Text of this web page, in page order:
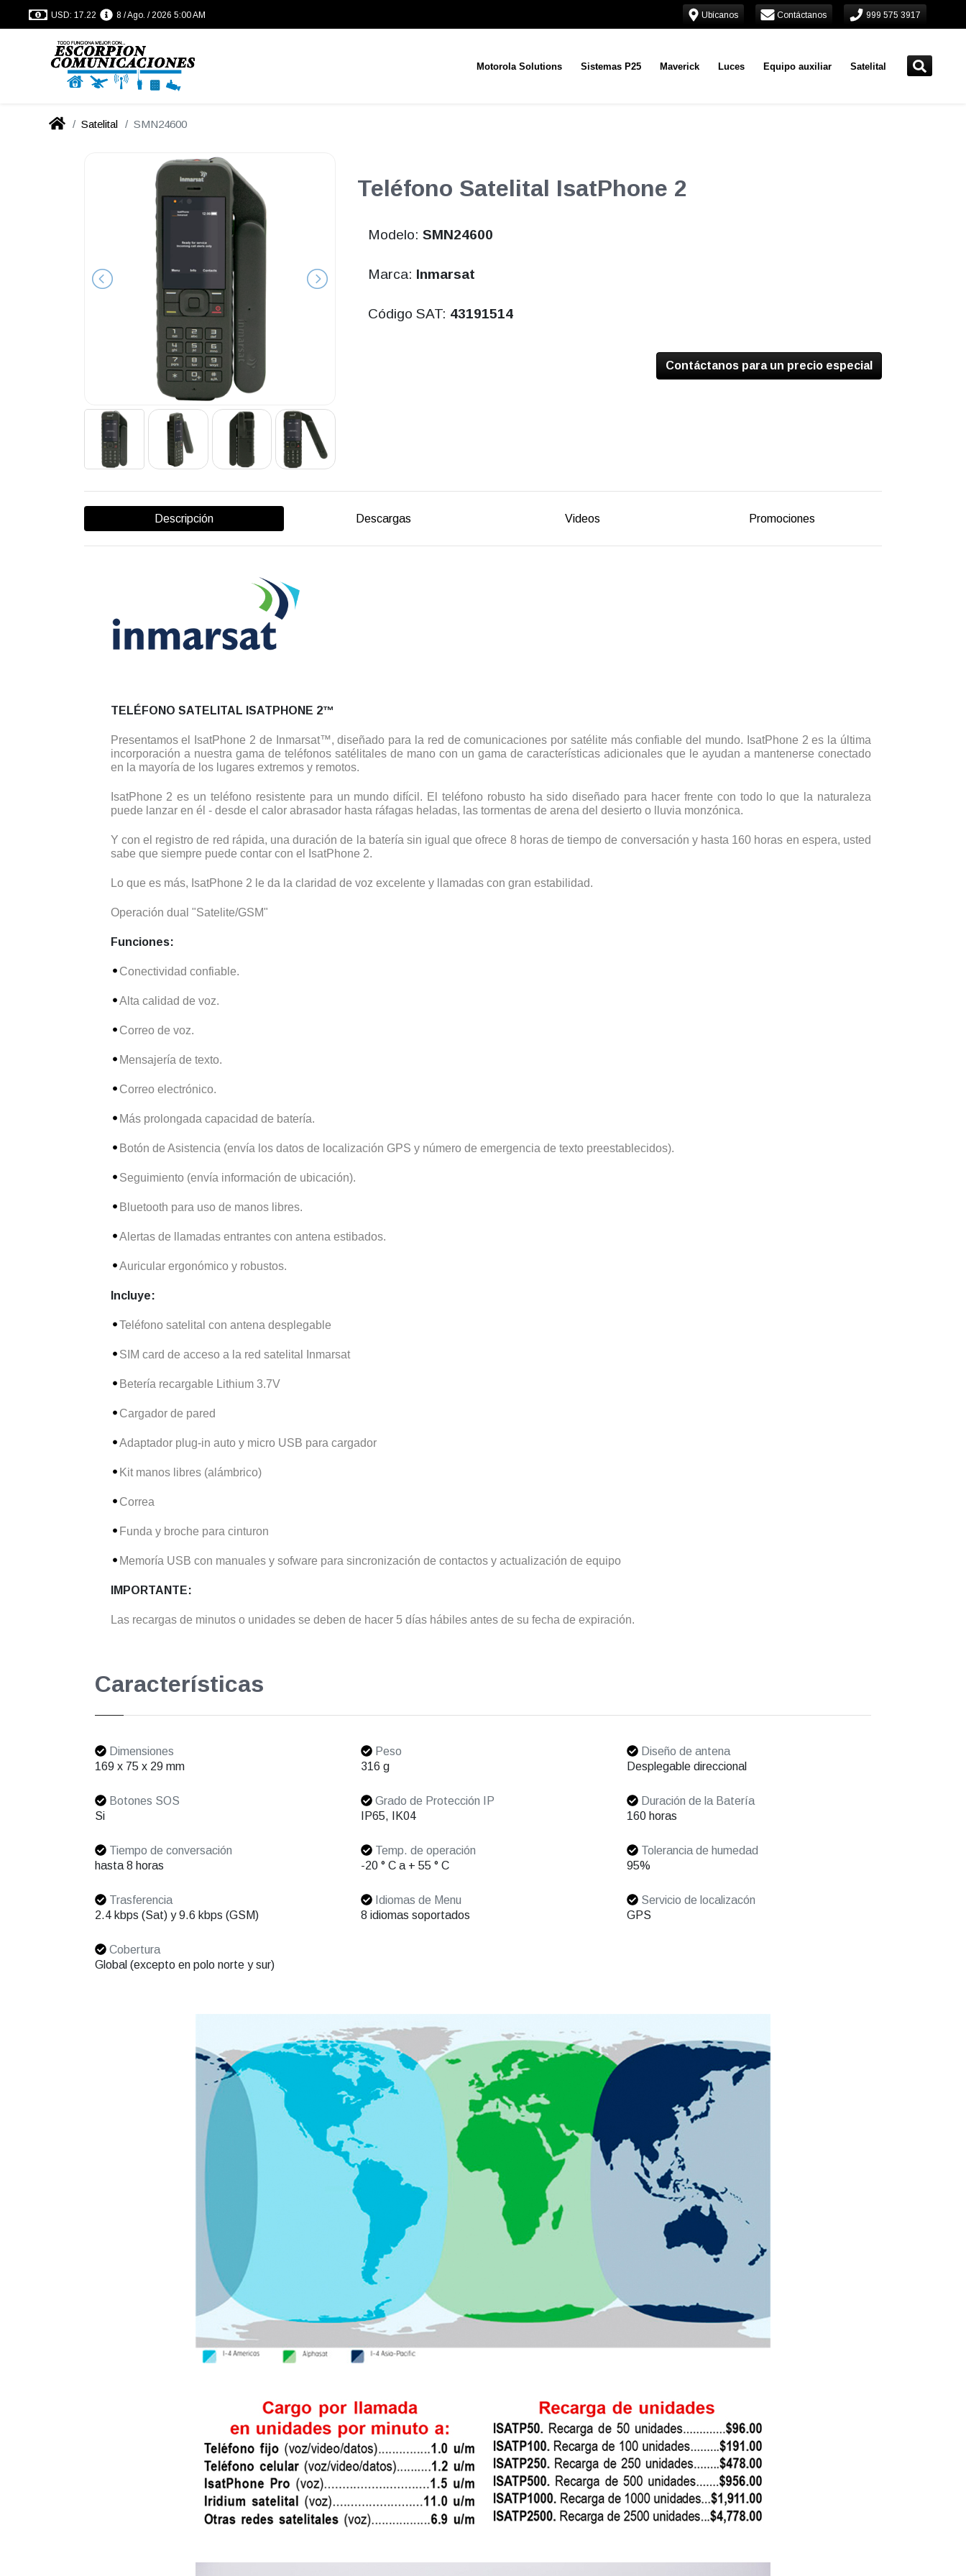
USD: 17.22 8 / Ago. / 2026 5:00 AM Ubícanos Contáctanos 999 575 3917
Motorola Solutions Sistemas P25 Maverick Luces Equipo auxiliar Satelital
Satelital SMN24600
Teléfono Satelital IsatPhone 2
Modelo: SMN24600
Marca: Inmarsat
Código SAT: 43191514
Contáctanos para un precio especial
Descripción Descargas Videos Promociones
TELÉFONO SATELITAL ISATPHONE 2™
Presentamos el IsatPhone 2 de Inmarsat™, diseñado para la red de comunicaciones por satélite más confiable del mundo. IsatPhone 2 es la última
incorporación a nuestra gama de teléfonos satélitales de mano con un gama de características adicionales que le ayudan a mantenerse conectado
en la mayoría de los lugares extremos y remotos.
IsatPhone 2 es un teléfono resistente para un mundo difícil. El teléfono robusto ha sido diseñado para hacer frente con todo lo que la naturaleza
puede lanzar en él - desde el calor abrasador hasta ráfagas heladas, las tormentas de arena del desierto o lluvia monzónica.
Y con el registro de red rápida, una duración de la batería sin igual que ofrece 8 horas de tiempo de conversación y hasta 160 horas en espera, usted
sabe que siempre puede contar con el IsatPhone 2.
Lo que es más, IsatPhone 2 le da la claridad de voz excelente y llamadas con gran estabilidad.
Operación dual "Satelite/GSM"
Funciones:
Conectividad confiable.
Alta calidad de voz.
Correo de voz.
Mensajería de texto.
Correo electrónico.
Más prolongada capacidad de batería.
Botón de Asistencia (envía los datos de localización GPS y número de emergencia de texto preestablecidos).
Seguimiento (envía información de ubicación).
Bluetooth para uso de manos libres.
Alertas de llamadas entrantes con antena estibados.
Auricular ergonómico y robustos.
Incluye:
Teléfono satelital con antena desplegable
SIM card de acceso a la red satelital Inmarsat
Betería recargable Lithium 3.7V
Cargador de pared
Adaptador plug-in auto y micro USB para cargador
Kit manos libres (alámbrico)
Correa
Funda y broche para cinturon
Memoría USB con manuales y sofware para sincronización de contactos y actualización de equipo
IMPORTANTE:
Las recargas de minutos o unidades se deben de hacer 5 días hábiles antes de su fecha de expiración.
Características
Dimensiones
169 x 75 x 29 mm
Peso
316 g
Diseño de antena
Desplegable direccional
Botones SOS
Si
Grado de Protección IP
IP65, IK04
Duración de la Batería
160 horas
Tiempo de conversación
hasta 8 horas
Temp. de operación
-20 ° C a + 55 ° C
Tolerancia de humedad
95%
Trasferencia
2.4 kbps (Sat) y 9.6 kbps (GSM)
Idiomas de Menu
8 idiomas soportados
Servicio de localizacón
GPS
Cobertura
Global (excepto en polo norte y sur)